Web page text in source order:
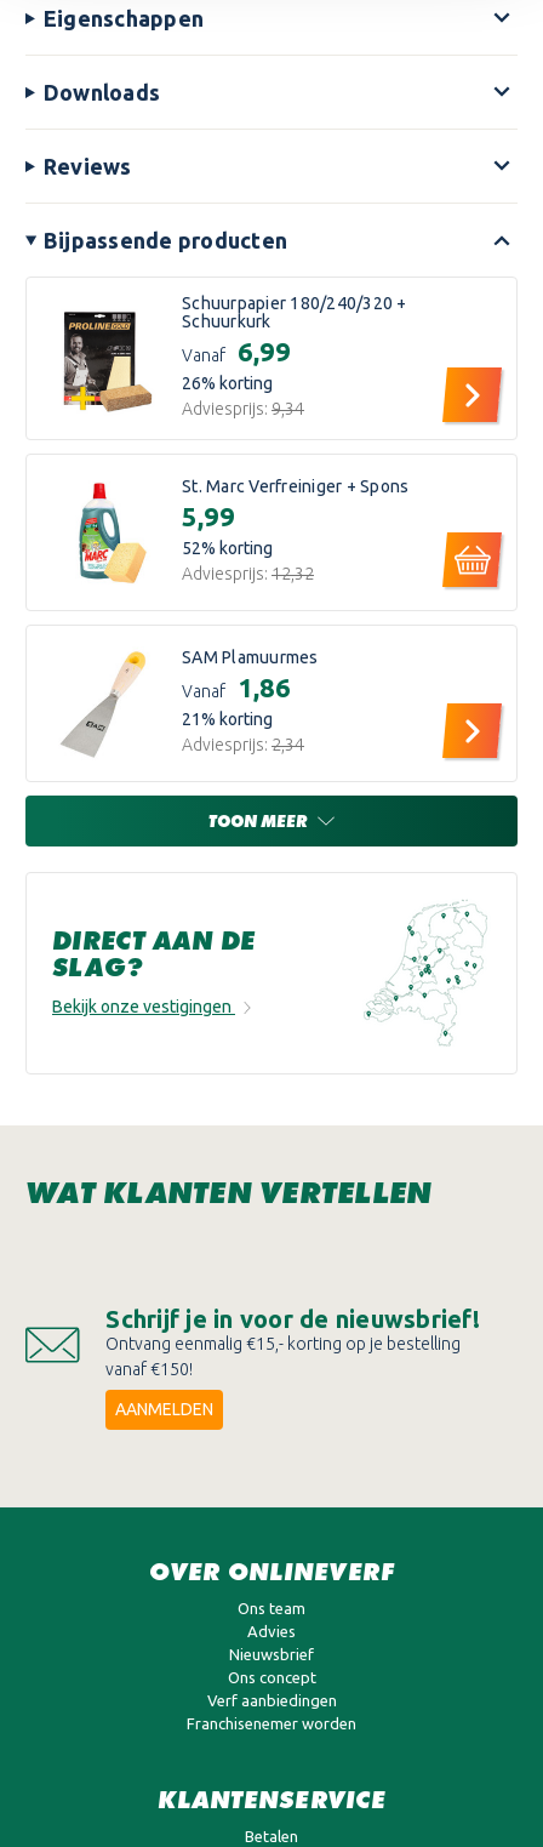
Eigenschappen
Downloads
Reviews
Bijpassende producten
Schuurpapier 180/240/320 +
Schuurkurk
Vanaf
€6,99
26% korting
Adviesprijs: €9,34
St. Marc Verfreiniger + Spons
€5,99
52% korting
Adviesprijs: €12,32
SAM Plamuurmes
Vanaf
€1,86
21% korting
Adviesprijs: €2,34
TOON MEER
DIRECT AAN DE
SLAG?
Bekijk onze vestigingen
WAT KLANTEN VERTELLEN
Schrijf je in voor de nieuwsbrief!
Ontvang eenmalig €15,- korting op je bestelling
vanaf €150!
AANMELDEN
OVER ONLINEVERF
Ons team
Advies
Nieuwsbrief
Ons concept
Verf aanbiedingen
Franchisenemer worden
KLANTENSERVICE
Betalen